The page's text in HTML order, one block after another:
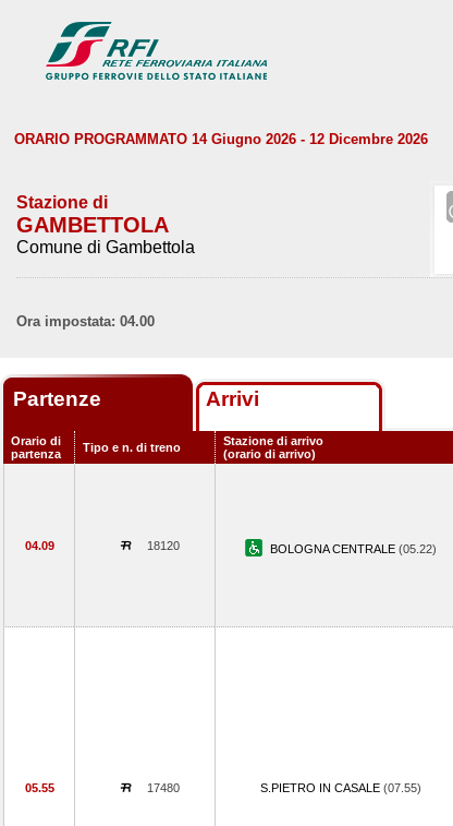
ORARIO PROGRAMMATO 14 Giugno 2026 - 12 Dicembre 2026
Stazione di
GAMBETTOLA
Comune di Gambettola
Ora impostata: 04.00
Partenze Arrivi
Orario di
partenza
Tipo e n. di treno
Stazione di arrivo
(orario di arrivo)
04.09 18120 BOLOGNA CENTRALE (05.22)
05.55 17480 S.PIETRO IN CASALE (07.55)